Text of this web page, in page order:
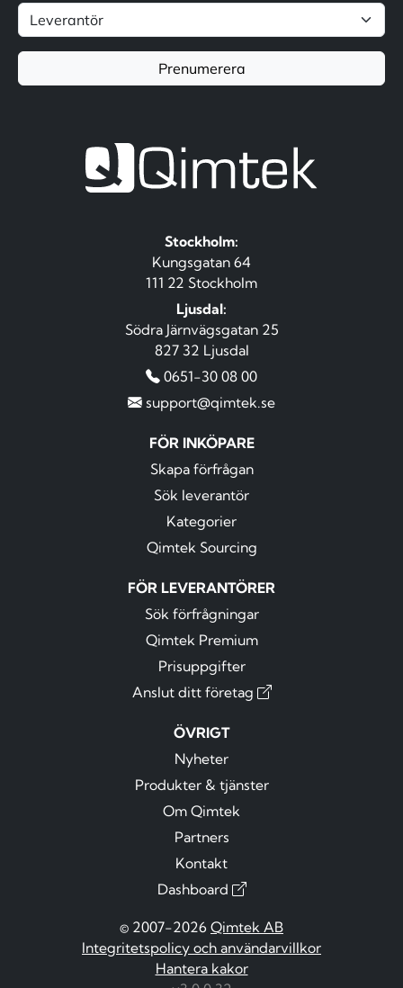
Prenumerera
Stockholm:
Kungsgatan 64
111 22 Stockholm
Ljusdal:
Södra Järnvägsgatan 25
827 32 Ljusdal
0651-30 08 00
support@qimtek.se
FÖR INKÖPARE
Skapa förfrågan
Sök leverantör
Kategorier
Qimtek Sourcing
FÖR LEVERANTÖRER
Sök förfrågningar
Qimtek Premium
Prisuppgifter
Anslut ditt företag
ÖVRIGT
Nyheter
Produkter & tjänster
Om Qimtek
Partners
Kontakt
Dashboard
© 2007-2026 Qimtek AB
Integritetspolicy och användarvillkor
Hantera kakor